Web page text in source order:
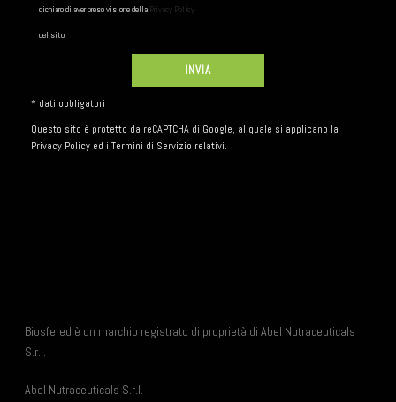
dichiaro di aver preso visione della Privacy Policy
del sito
* dati obbligatori
Questo sito è protetto da reCAPTCHA di Google, al quale si applicano la
Privacy Policy ed i Termini di Servizio relativi.
Biosfered è un marchio registrato di proprietà di Abel Nutraceuticals
S.r.l.
Abel Nutraceuticals S.r.l.